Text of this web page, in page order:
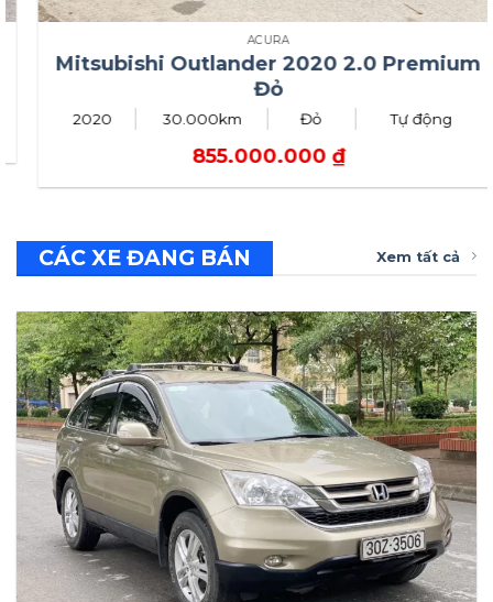
ACURA
Mitsubishi Outlander 2020 2.0 Premium
Đỏ
2020 30.000km Đỏ Tự động
855.000.000₫
CÁC XE ĐANG BÁN Xem tất cả